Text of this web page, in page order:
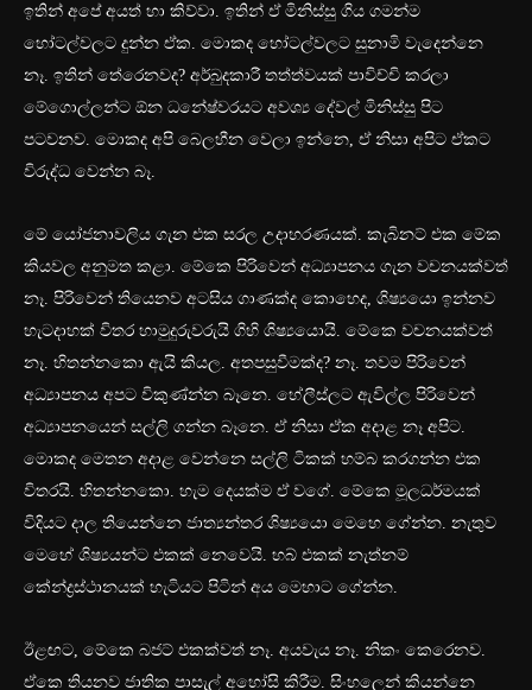
ඉතින් අපේ අයත් හා කිව්වා. ඉතින් ඒ මිනිස්සු ගිය ගමන්ම
හෝටල්වලට දුන්න ඒක. මොකද හෝටල්වලට සුනාමි වැදෙන්නෙ
නෑ. ඉතින් තේරෙනවද? අර්බුදකාරී තත්ත්වයක් පාවිච්චි කරලා
මේගොල්ලන්ට ඕන ධනේෂ්වරයට අවශ්‍ය දේවල් මිනිස්සු පිට
පටවනව. මොකද අපි බෙලහීන වෙලා ඉන්නෙ, ඒ නිසා අපිට ඒකට
විරුද්ධ වෙන්න බෑ.
මේ යෝජනාවලිය ගැන එක සරල උදාහරණයක්. කැබිනට් එක මේක
කියවල අනුමත කළා. මේකෙ පිරිවෙන් අධ්‍යාපනය ගැන වචනයක්වත්
නෑ. පිරිවෙන් තියෙනව අටසිය ගාණක්ද කොහෙද, ශිෂ්‍යයො ඉන්නව
හැටදාහක් විතර හාමුදුරුවරුයි ගිහි ශිෂ්‍යයොයි. මේකෙ වචනයක්වත්
නෑ. හිතන්නකො ඇයි කියල. අතපසුවීමක්ද? නෑ. තවම පිරිවෙන්
අධ්‍යාපනය අපට විකුණ්න්න බෑනෙ. හේලීස්ලට ඇවිල්ල පිරිවෙන්
අධ්‍යාපනයෙන් සල්ලි ගන්න බෑනෙ. ඒ නිසා ඒක අදාළ නෑ අපිට.
මොකද මෙතන අදාළ වෙන්නෙ සල්ලි ටිකක් හම්බ කරගන්න එක
විතරයි. හිතන්නකො. හැම දෙයක්ම ඒ වගේ. මේකෙ මූලධර්මයක්
විදියට දාල තියෙන්නෙ ජාත්‍යන්තර ශිෂ්‍යයො මෙහෙ ගේන්න. නැතුව
මෙහේ ශිෂ්‍යයන්ට එකක් නෙවෙයි. හබ් එකක් නැත්නම්
කේන්ද්‍රස්ථානයක් හැටියට පිටින් අය මෙහාට ගේන්න.
ඊළඟට, මේකෙ බජට් එකක්වත් නෑ. අයවැය නෑ. නිකං කෙරෙනව.
ඒකෙ තියනව ජාතික පාසැල් අහෝසි කිරීම. සිංහලෙන් කියන්නෙ